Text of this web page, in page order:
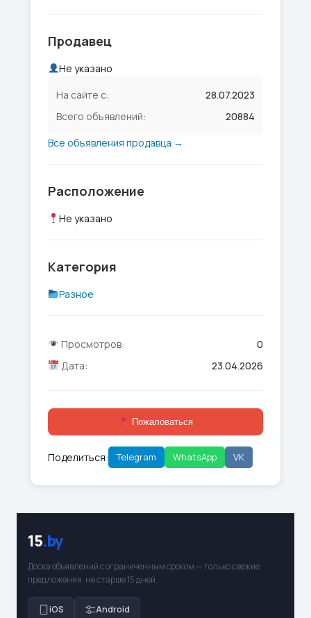
Продавец
Не указано
На сайте с:
28.07.2023
Всего объявлений:
20884
Все объявления продавца →
Расположение
Не указано
Категория
Разное
Просмотров:
0
Дата:
23.04.2026
Пожаловаться
Поделиться: Telegram WhatsApp VK
15.by
Доска объявлений с ограниченным сроком — только свежие
предложения, не старше 15 дней.
iOS Android